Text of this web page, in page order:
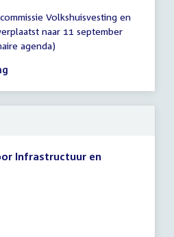
Volkshuisvesting en
naar 11 september
agenda)
Infrastructuur en